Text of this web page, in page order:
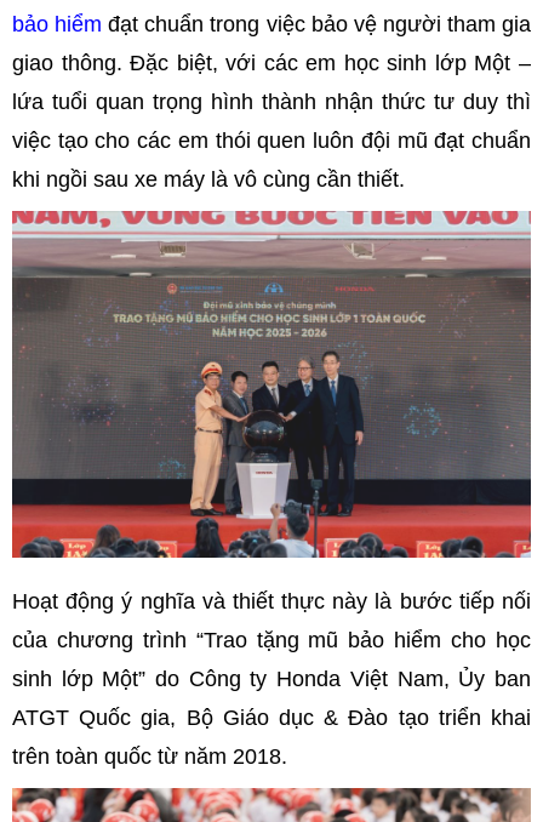
bảo hiểm đạt chuẩn trong việc bảo vệ người tham gia
giao thông. Đặc biệt, với các em học sinh lớp Một –
lứa tuổi quan trọng hình thành nhận thức tư duy thì
việc tạo cho các em thói quen luôn đội mũ đạt chuẩn
khi ngồi sau xe máy là vô cùng cần thiết.
Hoạt động ý nghĩa và thiết thực này là bước tiếp nối
của chương trình “Trao tặng mũ bảo hiểm cho học
sinh lớp Một” do Công ty Honda Việt Nam, Ủy ban
ATGT Quốc gia, Bộ Giáo dục & Đào tạo triển khai
trên toàn quốc từ năm 2018.